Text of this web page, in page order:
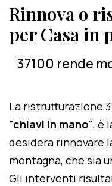
Rinnova o
per Casa in
37100 rende
La ristrutturazione
"chiavi in mano", è
desidera rinnovare
montagna, che sia
Gli interventi